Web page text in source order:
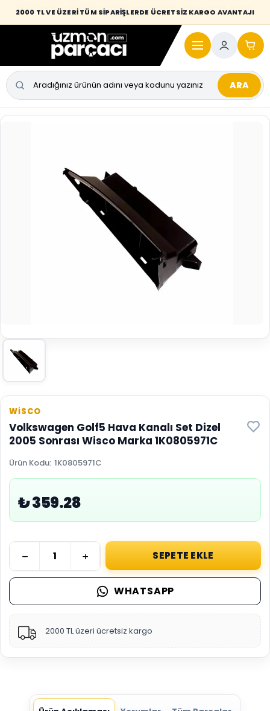
2000 TL VE ÜZERİ TÜM SİPARİŞLERDE ÜCRETSİZ KARGO AVANTAJI
Desi / hacim sınırını aşan kaporta parçalarında taşıma bedeli alıcıya
yansıtılmaktadır.
ARA
WİSCO
Volkswagen Golf5 Hava Kanalı Set Dizel
2005 Sonrası Wisco Marka 1K0805971C
Ürün Kodu: 1K0805971C
₺ 359.28
SEPETE EKLE
WHATSAPP
2000 TL üzeri ücretsiz kargo